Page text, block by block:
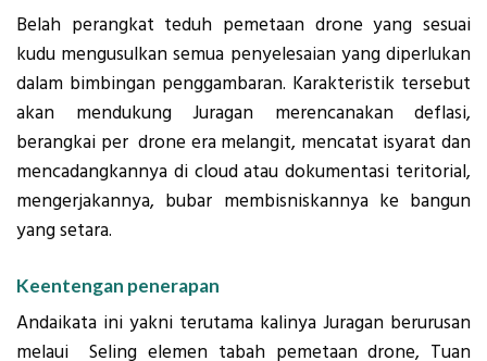
Belah perangkat teduh pemetaan drone yang sesuai
kudu mengusulkan semua penyelesaian yang diperlukan
dalam bimbingan penggambaran. Karakteristik tersebut
akan mendukung Juragan merencanakan deflasi,
berangkai per drone era melangit, mencatat isyarat dan
mencadangkannya di cloud atau dokumentasi teritorial,
mengerjakannya, bubar membisniskannya ke bangun
yang setara.
Keentengan penerapan
Andaikata ini yakni terutama kalinya Juragan berurusan
melaui Seling elemen tabah pemetaan drone, Tuan